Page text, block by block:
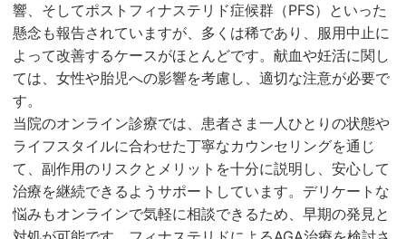
響、そしてポストフィナステリド症候群（PFS）といった
懸念も報告されていますが、多くは稀であり、服用中止に
よって改善するケースがほとんどです。献血や妊活に関し
ては、女性や胎児への影響を考慮し、適切な注意が必要で
す。
当院のオンライン診療では、患者さま一人ひとりの状態や
ライフスタイルに合わせた丁寧なカウンセリングを通じ
て、副作用のリスクとメリットを十分に説明し、安心して
治療を継続できるようサポートしています。デリケートな
悩みもオンラインで気軽に相談できるため、早期の発見と